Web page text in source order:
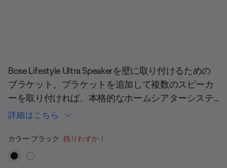
Bose Lifestyle Ultra Speakerを壁に取り付けるための
ブラケット。ブラケットを追加して複数のスピーカ
ーを取り付ければ、本格的なホームシアターシステ
ムが完成します。
詳細はこちら
カラーの選択
選択済み
カラー ブラック 残りわずか！